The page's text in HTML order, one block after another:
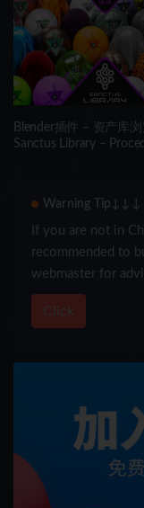
Blender插件 – 资产库
Sanctus Library –
Warning Tip↓↓↓
If you are not in
recommended to
webmaster for
Click